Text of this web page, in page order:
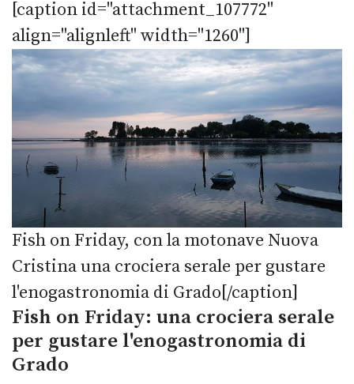
[caption id="attachment_107772"
align="alignleft" width="1260"]
Fish on Friday, con la motonave Nuova
Cristina una crociera serale per gustare
l'enogastronomia di Grado[/caption]
Fish on Friday: una crociera serale
per gustare l'enogastronomia di
Grado